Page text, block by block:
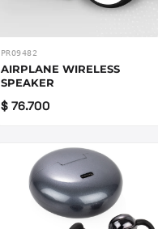
PRO9482
AIRPLANE WIRELESS
SPEAKER
$ 76.700